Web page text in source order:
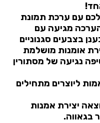
עם ערכת תמונת
מגיעה עם
בצבעים סגנוניים
אומנות מושלמת
נגיעה של מסתורין
ליוצרים מתחילים
יצירת אמנות
בגאווה.